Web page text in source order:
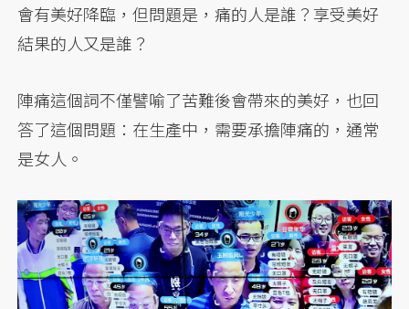
會有美好降臨，但問題是，痛的人是誰？享受美好
結果的人又是誰？
陣痛這個詞不僅譬喻了苦難後會帶來的美好，也回
答了這個問題：在生產中，需要承擔陣痛的，通常
是女人。